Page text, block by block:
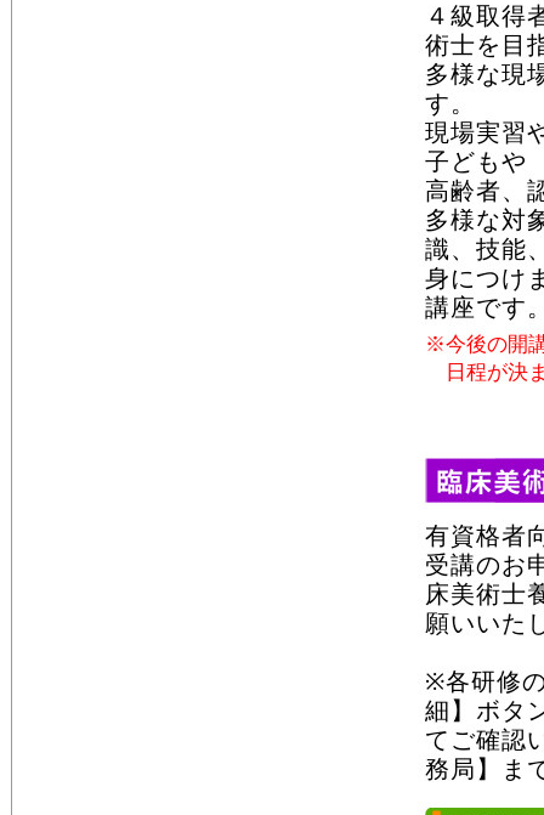
４級取得
術士を目
多様な現
す。
現場実習
子どもや
高齢者、
多様な対
識、技能
身につけ
講座です
※今後の開
日程が決
有資格者
受講のお
床美術士
願いいた
※各研修
細】ボタ
てご確認
務局】ま